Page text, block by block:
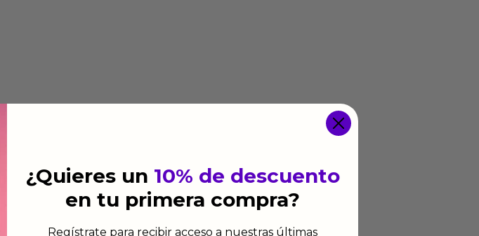
¿Quieres un 10% de descuento
en tu primera compra?
Regístrate para recibir acceso a nuestras últimas